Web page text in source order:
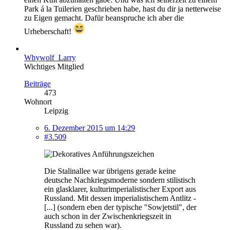
Park á la Tuilerien geschrieben habe, hast du dir ja netterweise
zu Eigen gemacht. Dafür beanspruche ich aber die
Urheberschaft!
Whywolf_Larry
Wichtiges Mitglied
Beiträge
473
Wohnort
Leipzig
6. Dezember 2015 um 14:29
#3.509
Die Stalinallee war übrigens gerade keine
deutsche Nachkriegsmoderne sondern stilistisch
ein glasklarer, kulturimperialistischer Export aus
Russland. Mit dessen imperialistischem Antlitz -
[...] (sondern eben der typische "Sowjetstil", der
auch schon in der Zwischenkriegszeit in
Russland zu sehen war).